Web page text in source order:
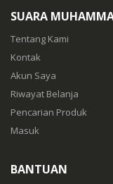
SUARA
Tentang Kami
Kontak
Akun Saya
Riwayat Belanja
Pencarian Produk
Masuk
BANTUAN